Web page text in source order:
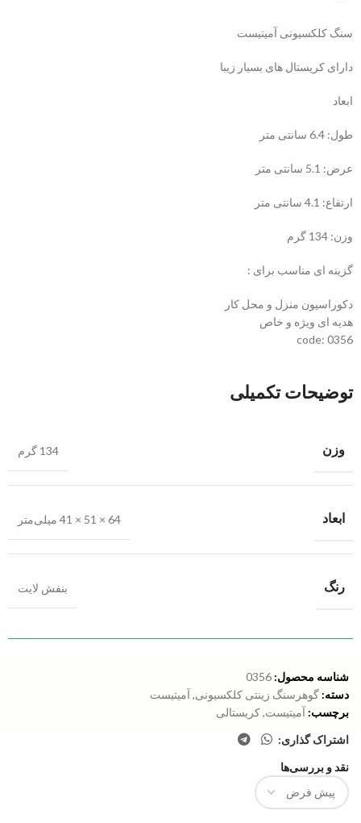
سنگ کلکسیونی آمیتیست
دارای کریستال های بسیار زیبا
ابعاد
طول: 6.4 سانتی متر
عرض: 5.1 سانتی متر
ارتفاع: 4.1 سانتی متر
وزن: 134 گرم
گزینه ای مناسب برای :
دکوراسیون منزل و محل کار
هدیه ای ویژه و خاص
code: 0356
توضیحات تکمیلی
وزن 134 گرم
ابعاد 64 × 51 × 41 میلی‌متر
رنگ بنفش لایت
شناسه محصول: 0356
دسته: گوهرسنگ زینتی کلکسیونی,آمیتیست
برچسب: آمیتیست,کریستالی
اشتراک گذاری:
نقد و بررسی‌ها